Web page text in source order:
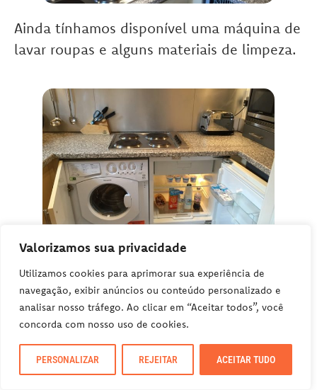
Valorizamos sua privacidade
Utilizamos cookies para aprimorar sua experiência de
navegação, exibir anúncios ou conteúdo personalizado e
analisar nosso tráfego. Ao clicar em “Aceitar todos”, você
concorda com nosso uso de cookies.
PERSONALIZAR REJEITAR ACEITAR TUDO
Ainda tínhamos disponível uma máquina de
lavar roupas e alguns materiais de limpeza.